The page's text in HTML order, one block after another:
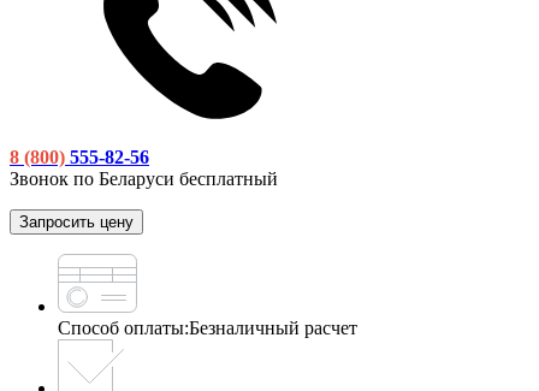
8 (800) 555-82-56
Звонок по Беларуси бесплатный
Запросить цену
Способ оплаты:Безналичный расчет